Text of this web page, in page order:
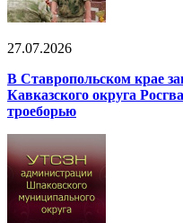
27.07.2026
В Ставропольском крае
Кавказского округа
троеборью